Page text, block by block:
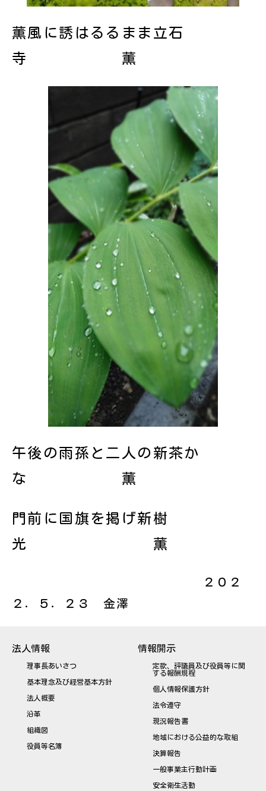
薫風に誘はるるまま立石
寺 薫
午後の雨孫と二人の新茶か
な 薫
門前に国旗を掲げ新樹
光 薫
２０２
２．５．２３ 金澤
法人情報
理事長あいさつ
基本理念及び経営基本方針
法人概要
沿革
組織図
役員等名簿
情報開示
定款、評議員及び役員等に関
する報酬規程
個人情報保護方針
法令遵守
現況報告書
地域における公益的な取組
決算報告
一般事業主行動計画
安全衛生活動